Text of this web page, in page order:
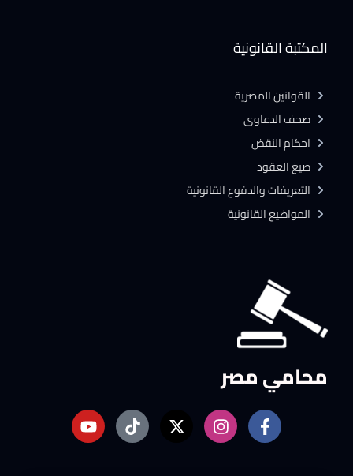
محامي مصر
المكتبة القانونية
القوانين المصرية
صحف الدعاوى
احكام النقض
صيغ العقود
التعريفات والدفوع القانونية
المواضيع القانونية